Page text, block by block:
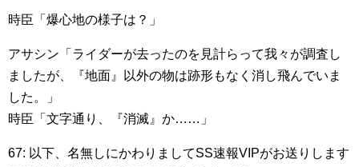
時臣「爆心地の様子は？」
アサシン「ライダーが去ったのを見計らって我々が調査し
ましたが、『地面』以外の物は跡形もなく消し飛んでいま
した。」
時臣「文字通り、『消滅』か……」
67: 以下、名無しにかわりましてSS速報VIPがお送りします